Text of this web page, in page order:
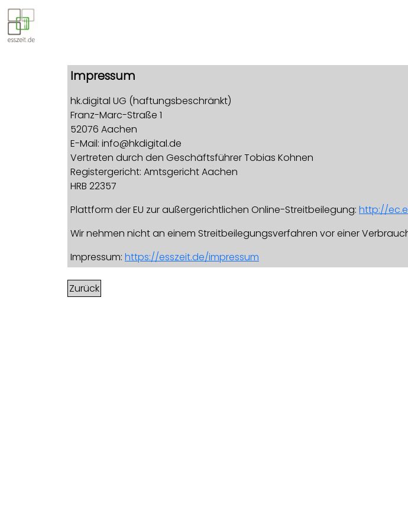
Impressum
hk.digital UG (haftungsbeschränkt)
Franz-Marc-Straße 1
52076 Aachen
E-Mail: info@hkdigital.de
Vertreten durch den Geschäftsführer Tobias Kohnen
Registergericht: Amtsgericht Aachen
HRB 22357
Plattform der EU zur außergerichtlichen Online-Streitbeilegung: http://
Wir nehmen nicht an einem Streitbeilegungsverfahren vor einer
Impressum: https://esszeit.de/impressum
Zurück